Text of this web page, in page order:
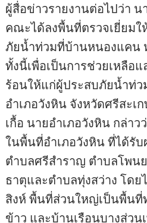
ผู้สื่อข่าวรายงานต่อไปว่า น
คณะได้ลงพื้นที่ตรวจเยี่ยมใ
ภัยน้ำท่วมที่บ้านหนองแคน
ทั้งนี้เพื่อเป็นการช่วยเหลือ
ร้อนให้แก่ผู้ประสบภัยน้ำท่ว
อำเภอวังหิน จังหวัดศรีสะเ
เกื้อ นายอำเภอวังหิน กล่า
ในพื้นที่อำเภอวังหิน ที่ได้รั
ตำบลศรีสำราญ ตำบลโพน
ธาตุและตำบลทุ่งสว่าง โดย
สิงห์ พื้นที่ส่วนใหญ่เป็นพื้นที่
ข้าว และบ้านเรือนบางส่ว